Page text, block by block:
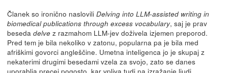
Članek so ironično naslovili Delving into LLM-assisted writing in
biomedical publications through excess vocabulary, saj je prav
beseda delvez razmahom LLM-jev doživela izjemen preporod.
Pred tem je bila nekoliko v zatonu, popularna pa je bila med
afriškimi govorci angleščine. Umetna inteligenca jo je skupaj z
nekaterimi drugimi besedami vzela za svojo, zato se danes
uporablja precej pogosto, kar vpliva tudi na izražanje ljudi.